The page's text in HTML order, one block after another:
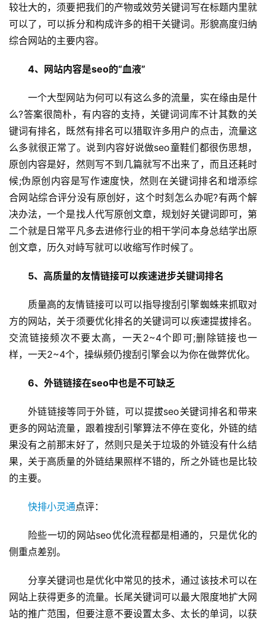
较壮大的，须要把我们的产物或效劳关键词写在标题内里就
可以了，可以拆分和构成许多的相干关键词。形貌高度归纳
综合网站的主要内容。
4、网站内容是seo的“血液”
一个大型网站为何可以有这么多的流量，实在缘由是什
么?答案很简朴，有内容的支持，关键词词库不计其数的关
键词有排名，既然有排名可以猎取许多用户的点击，流量这
么多就很正常了。说到内容好说做seo童鞋们都很伤思想，
原创内容是好，然则写不到几篇就写不出来了，而且还耗时
候;伪原创内容是写作速度快，然则在关键词排名和增添综
合网站综合评分没有原创好，这个时刻怎么办呢?有两个解
决办法，一个是找人代写原创文章，规划好关键词即可，第
二个就是日常平凡多去进修行业的相干学问本身总结学出原
创文章，历久对峙写就可以收缩写作时候了。
5、高质量的友情链接可以疾速进步关键词排名
质量高的友情链接可以可以指导搜刮引擎蜘蛛来抓取对
方的网站，关于须要优化排名的关键词可以疾速提拔排名。
交流链接频次不要太高，一天2~4个即可;删除链接也一
样，一天2~4个，操纵频仍搜刮引擎会以为你在做弊优化。
6、外链链接在seo中也是不可缺乏
外链链接等同于外链，可以提拔seo关键词排名和带来
更多的网站流量，跟着搜刮引擎算法不停在变化，外链的结
果没有之前那末好了，然则只是关于垃圾的外链没有什么结
果，关于高质量的外链结果照样不错的，所之外链也是比较
的主要。
快排小灵通点评：
险些一切的网站seo优化流程都是相通的，只是优化的
侧重点差别。
分享关键词也是优化中常见的技术，通过该技术可以在
网站上获得更多的流量。长尾关键词可以最大限度地扩大网
站的推广范围，但要注意不要设置太多、太长的单词，以获